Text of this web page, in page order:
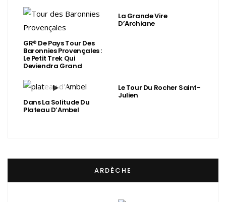
GR® De Pays Tour Des
Baronnies Provençales :
Le Petit Trek Qui
Deviendra Grand
La Grande Vire
D’Archiane
Dans La Solitude Du
Plateau D’Ambel
Le Tour Du Rocher Saint-
Julien
ARDÈCHE